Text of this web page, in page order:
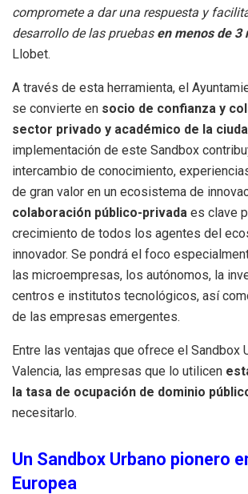
compromete a dar una respuesta y
desarrollo de las pruebas en menos de 3
Llobet.
A través de esta herramienta, el
se convierte en socio de confianza y
sector privado y académico de la
implementación de este Sandbox
intercambio de conocimiento,
de gran valor en un ecosistema de
colaboración público-privada es clave
crecimiento de todos los agentes del
innovador. Se pondrá el foco
las microempresas, los autónomos, la
centros e institutos tecnológicos, así
de las empresas emergentes.
Entre las ventajas que ofrece el Sandbox
Valencia, las empresas que lo utilicen
la tasa de ocupación de dominio
necesitarlo.
Un Sandbox Urbano pionero
Europea